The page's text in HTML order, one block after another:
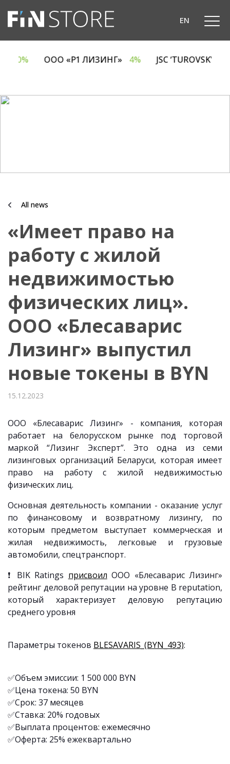
EN
6.70% ООО «Р1 ЛИЗИНГ» 4% JSC ‘TUROVSKY
All news
«Имеет право на
работу с жилой
недвижимостью
физических лиц».
ООО «Блесаварис
Лизинг» выпустил
новые токены в BYN
15.12.2023
ООО «Блесаварис Лизинг» - компания, которая
работает на белорусском рынке под торговой
маркой “Лизинг Эксперт”. Это одна из семи
лизинговых организаций Беларуси, которая имеет
право на работу с жилой недвижимостью
физических лиц.
Основная деятельность компании - оказание услуг
по финансовому и возвратному лизингу, по
которым предметом выступает коммерческая и
жилая недвижимость, легковые и грузовые
автомобили, спецтранспорт.
❗️ BIK Ratings присвоил ООО «Блесаварис Лизинг»
рейтинг деловой репутации на уровне В reputation,
который характеризует деловую репутацию
среднего уровня
Параметры токенов BLESAVARIS_(BYN_493):
✅Объем эмиссии: 1 500 000 BYN
✅Цена токена: 50 BYN
✅Срок: 37 месяцев
✅Ставка: 20% годовых
✅Выплата процентов: ежемесячно
✅Оферта: 25% ежеквартально